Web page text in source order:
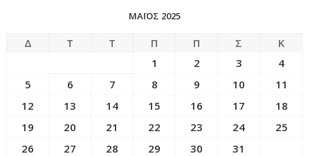
ΜΆΙΟΣ 2025
Δ Τ Τ Π Π Σ
Κ
1
2 3
4
5
6 7 8 9 10
11
12
13 14 15 16 17
18
19
20 21 22 23 24
25
26
27 28 29 30 31